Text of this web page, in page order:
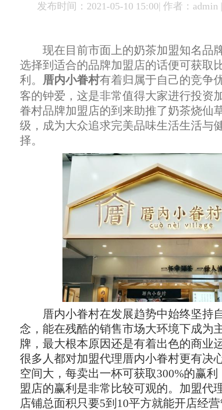
发布时间：2021-05-10 15:00| 作者：admin
现在目前市面上的奶茶加盟知名品
选择到适合的品牌加盟店的话便可获取
利。 厝内小眷村有着归属于自己的竞争
客的钟爱，这是非常值得大家进行投资
眷村品牌加盟店的到来助推了奶茶烧仙
级，成为大众追求完美品味生活生活与
择。
厝内小眷村在发展趋势中始终坚持
念，能在残酷的销售市场大环境下成为
牌，最大根本原因还是有着出色的商业
很多人都对加盟代理厝内小眷村更有决
空间大，每卖出一杯可获取300%的赢
盟店的赢利是非常比较可观的。加盟代
店铺总面积只要5到10平方就能开店经